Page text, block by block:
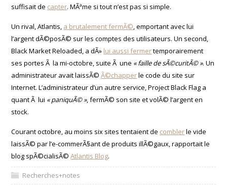
suffisait de capter. MÃªme si tout n’est pas si simple.
Un rival, Atlantis, a brutalement fermÃ©, emportant avec lui
l’argent dÃ©posÃ© sur les comptes des utilisateurs. Un second,
Black Market Reloaded, a dÃ» lui aussi fermertemporairement
ses portes Ã la mi-octobre, suite Ã une « faille de sÃ©curitÃ© ». Un
administrateur avait laissÃ©Ã©chapperle code du site sur
Internet. L’administrateur d’un autre service, Project Black Flag a
quant Ã lui « paniquÃ© », fermÃ© son site et volÃ© l’argent en
stock.
Courant octobre, au moins six sites tentaient de comblerle vide
laissÃ© par l’e-commerÃ§ant de produits illÃ©gaux, rapportait le
blog spÃ©cialisÃ©Atlantis Blog.
Recherches+notes